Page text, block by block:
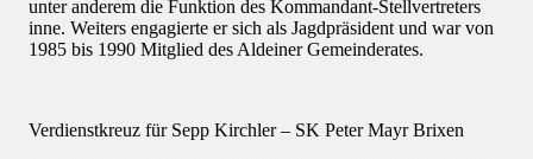
unter anderem die Funktion des Kommandant-Stellvertreters
inne. Weiters engagierte er sich als Jagdpräsident und war von
1985 bis 1990 Mitglied des Aldeiner Gemeinderates.
Verdienstkreuz für Sepp Kirchler – SK Peter Mayr Brixen